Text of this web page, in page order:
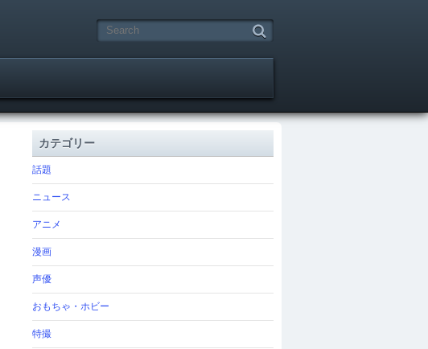
カテゴリー
話題
ニュース
アニメ
漫画
声優
おもちゃ・ホビー
特撮